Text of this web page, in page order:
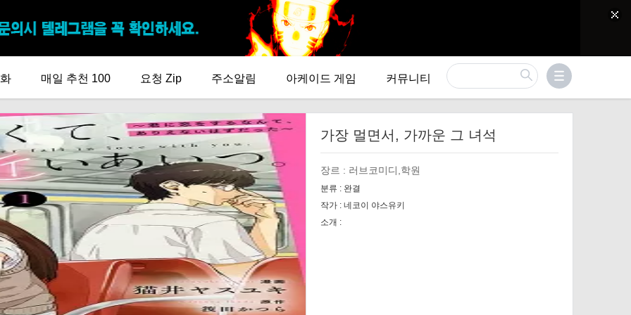
매일 추천 100 요청 Zip 주소알림 아케이드 게임 커뮤니티
가장 멀면서, 가까운 그 녀석
장르 : 러브코미디,학원
분류 : 완결
작가 : 네코이 야스유키
소개 :